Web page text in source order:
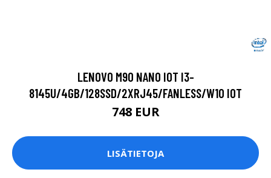
LENOVO M90 NANO IOT I3-
8145U/4GB/128SSD/2XRJ45/FANLESS/W10 IOT
748 EUR
LISÄTIETOJA